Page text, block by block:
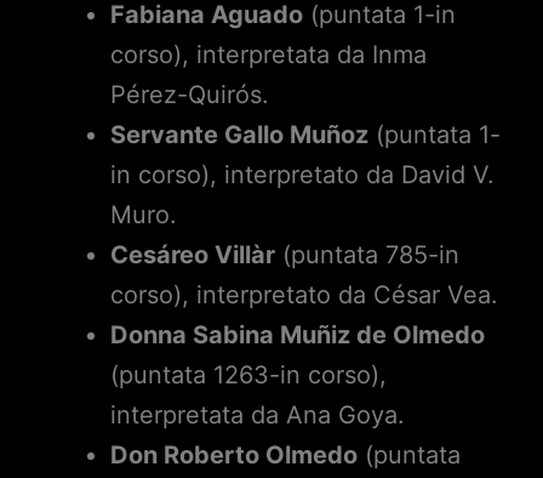
Fabiana Aguado(puntata 1-in
corso), interpretata da Inma
Pérez-Quirós.
Servante Gallo Muñoz(puntata 1-
in corso), interpretato da David V.
Muro.
Cesáreo Villàr(puntata 785-in
corso), interpretato da César Vea.
Donna Sabina Muñiz de Olmedo
(puntata 1263-in corso),
interpretata da Ana Goya.
Don Roberto Olmedo(puntata